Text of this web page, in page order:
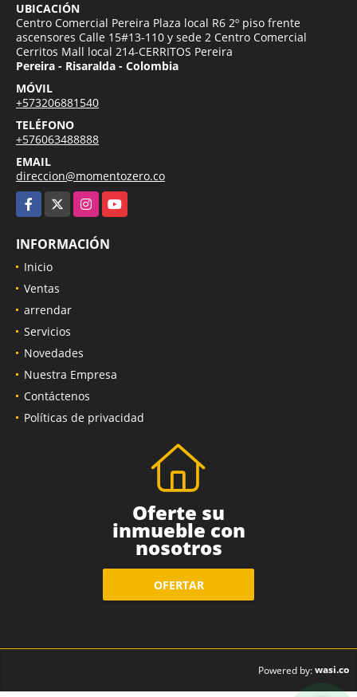
UBICACIÓN
Centro Comercial Pereira Plaza local R6 2º piso frente
ascensores Calle 15#13-110 y sede 2 Centro Comercial
Cerritos Mall local 214-CERRITOS Pereira
Pereira - Risaralda - Colombia
MÓVIL
+573206881540
TELÉFONO
+576063488888
EMAIL
direccion@momentozero.co
Facebook
InstagramYouTube
INFORMACIÓN
Inicio
Ventas
arrendar
Servicios
Novedades
Nuestra Empresa
Contáctenos
Políticas de privacidad
Oferte su
inmueble con
nosotros
OFERTAR
Powered by:wasi.co